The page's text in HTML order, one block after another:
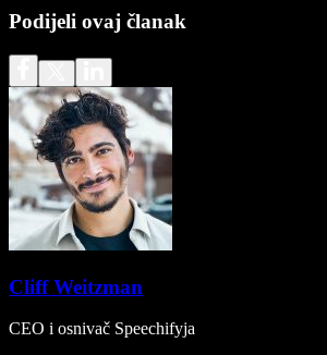
Podijeli ovaj članak
Cliff Weitzman
CEO i osnivač Speechifyja